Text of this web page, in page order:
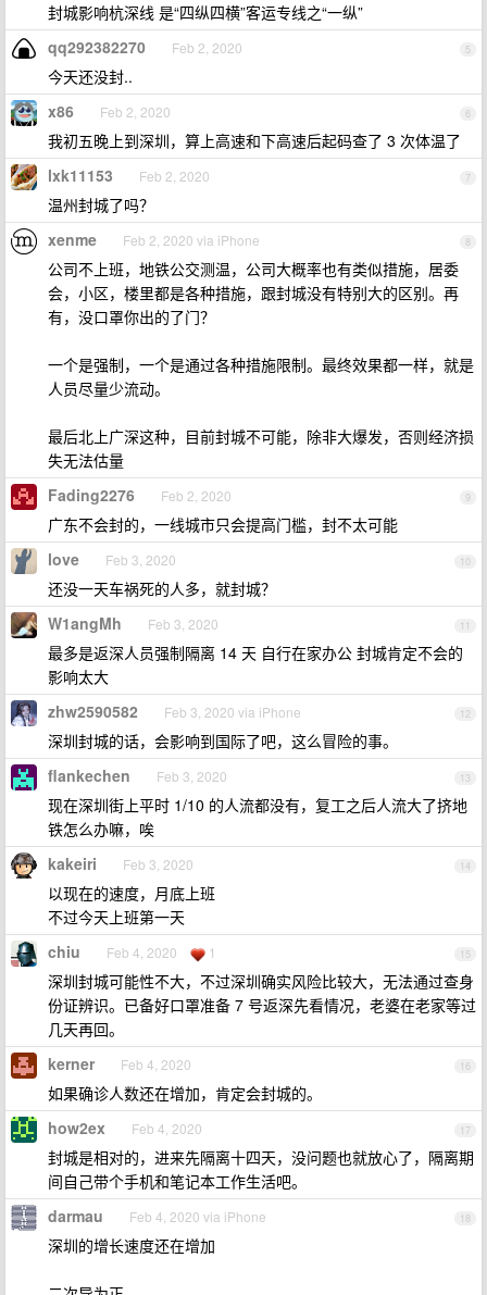
封城影响杭深线 是“四纵四横”客运专线之“一纵”
5
qq292382270 Feb 2, 2020
今天还没封..
6
x86 Feb 2, 2020
我初五晚上到深圳，算上高速和下高速后起码查了 3 次体温了
7
lxk11153 Feb 2, 2020
温州封城了吗？
8
xenme Feb 2, 2020 via iPhone
公司不上班，地铁公交测温，公司大概率也有类似措施，居委
会，小区，楼里都是各种措施，跟封城没有特别大的区别。再
有，没口罩你出的了门？
一个是强制，一个是通过各种措施限制。最终效果都一样，就是
人员尽量少流动。
最后北上广深这种，目前封城不可能，除非大爆发，否则经济损
失无法估量
9
Fading2276 Feb 2, 2020
广东不会封的，一线城市只会提高门槛，封不太可能
10
love Feb 3, 2020
还没一天车祸死的人多，就封城？
11
W1angMh Feb 3, 2020
最多是返深人员强制隔离 14 天 自行在家办公 封城肯定不会的
影响太大
12
zhw2590582 Feb 3, 2020 via iPhone
深圳封城的话，会影响到国际了吧，这么冒险的事。
13
flankechen Feb 3, 2020
现在深圳街上平时 1/10 的人流都没有，复工之后人流大了挤地
铁怎么办嘛，唉
14
kakeiri Feb 3, 2020
以现在的速度，月底上班
不过今天上班第一天
15
chiu Feb 4, 2020 1
深圳封城可能性不大，不过深圳确实风险比较大，无法通过查身
份证辨识。已备好口罩准备 7 号返深先看情况，老婆在老家等过
几天再回。
16
kerner Feb 4, 2020
如果确诊人数还在增加，肯定会封城的。
17
how2ex Feb 4, 2020
封城是相对的，进来先隔离十四天，没问题也就放心了，隔离期
间自己带个手机和笔记本工作生活吧。
18
darmau Feb 4, 2020 via iPhone
深圳的增长速度还在增加